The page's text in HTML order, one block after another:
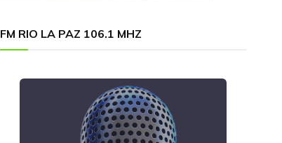
FM RIO LA PAZ 106.1 MHZ